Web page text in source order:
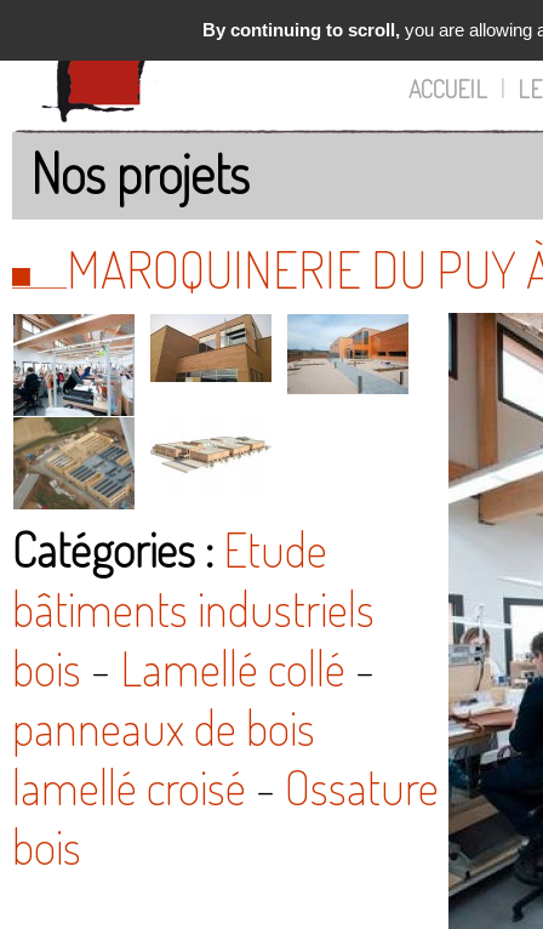
ACCUEIL |
Nos projets
MAROQUINERIE DU PUY
Catégories : Etude
bâtiments industriels
bois - Lamellé collé -
panneaux de bois
lamellé croisé - Ossature
bois
By continuing to scroll, you are allowing